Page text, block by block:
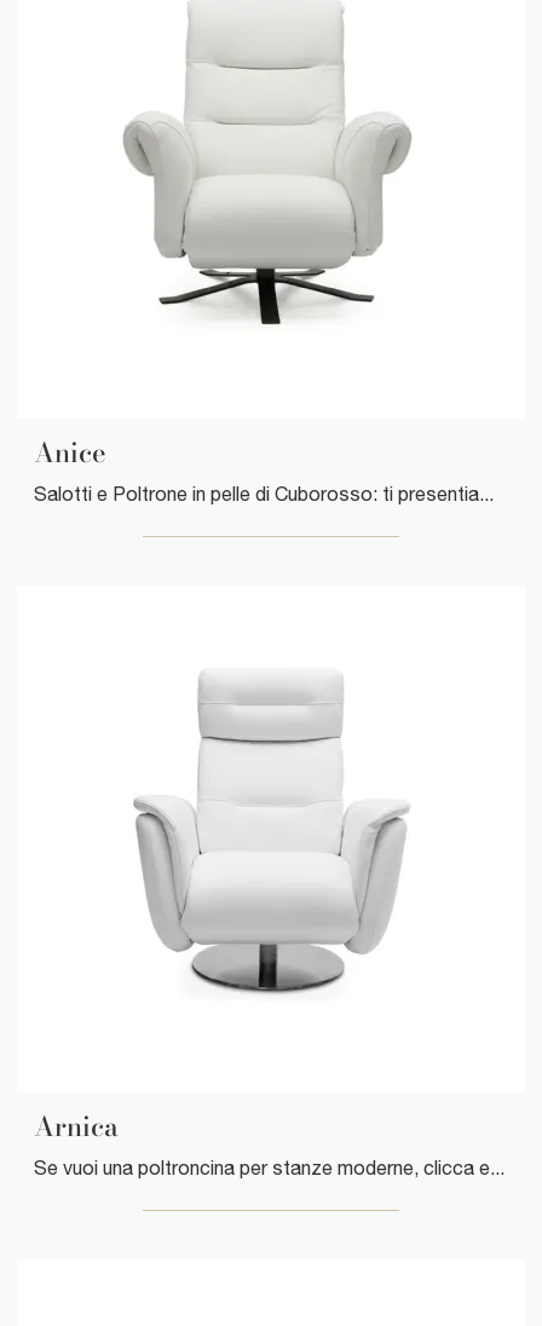
Anice
Salotti e Poltrone in pelle di Cuborosso: ti presentiamo il modello Anice in pelle per arricchire i tuoi spazi.
Arnica
Se vuoi una poltroncina per stanze moderne, clicca e leggi di più sul modello Arnica in pelle della firma Cuborosso.